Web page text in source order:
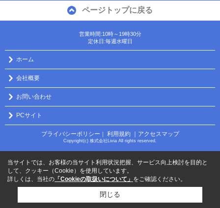
ページトップに戻る
営業時間:10時～19時30分
定休日:毎週水曜日
ホーム
会社概要
お問い合わせ
PCサイト
プライバシーポリシー ｜ 利用規約 ｜アクセスマップ
Copyright(c) 株式会社Livia All rights reserved.
当サイトでは、お客様の当サイト利用状況把握、サービス向上検討を目的と
して、クッキー（Cookie）を使用しています。
詳しくは、当社の 「Cookieの取扱いについて」 をご確認ください。
閉じる